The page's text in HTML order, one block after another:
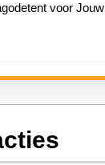
voor Jouw